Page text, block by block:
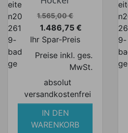
Verkaufspreis
1.565,00 €
Preis
1.486,75 €
Ihr Spar-Preis
Preise inkl. ges.
MwSt.
absolut
versandkostenfrei
IN DEN
WARENKORB